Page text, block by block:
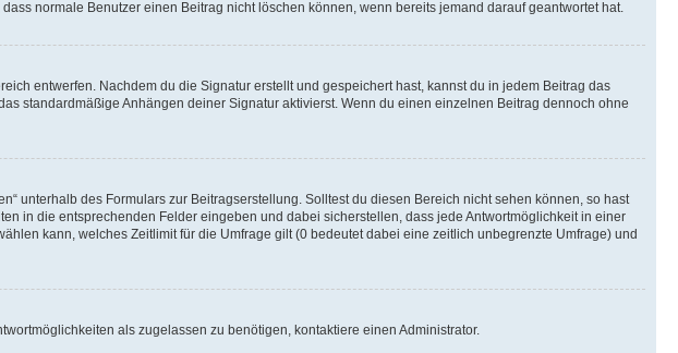
normale Benutzer einen Beitrag nicht löschen können, wenn bereits jemand darauf geantwortet hat.
entwerfen. Nachdem du die Signatur erstellt und gespeichert hast, kannst du in jedem Beitrag das
standardmäßige Anhängen deiner Signatur aktivierst. Wenn du einen einzelnen Beitrag dennoch ohne
unterhalb des Formulars zur Beitragserstellung. Solltest du diesen Bereich nicht sehen können, so hast
in die entsprechenden Felder eingeben und dabei sicherstellen, dass jede Antwortmöglichkeit in einer
kann, welches Zeitlimit für die Umfrage gilt (0 bedeutet dabei eine zeitlich unbegrenzte Umfrage) und
als zugelassen zu benötigen, kontaktiere einen Administrator.